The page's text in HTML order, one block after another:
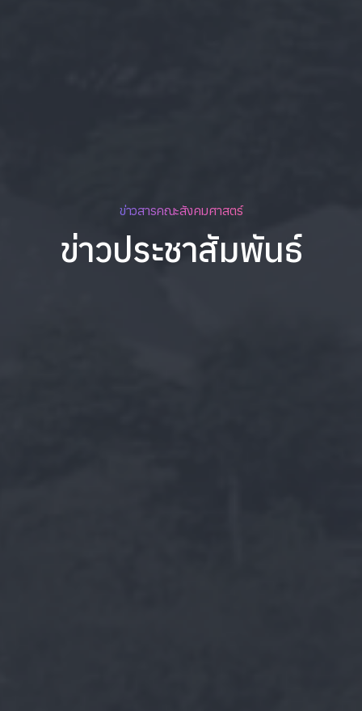
ข่าวสารคณะสังคมศาสตร์
ข่าวประชาสัมพันธ์